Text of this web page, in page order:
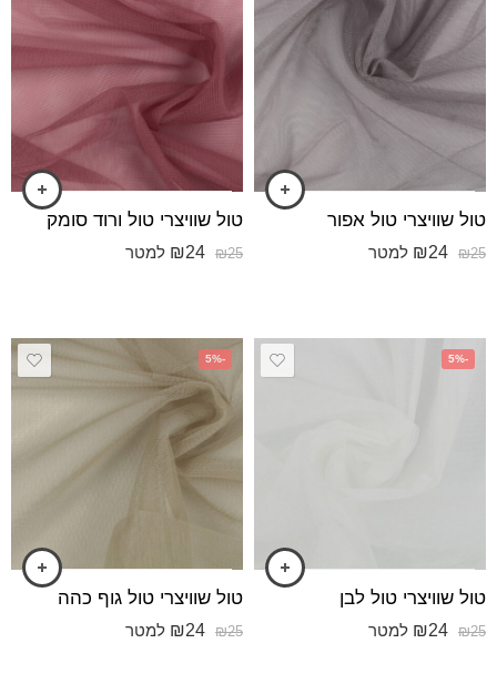
טול שוויצרי טול אפור
₪25
₪24 למטר
טול שוויצרי טול ורוד סומק
₪25
₪24 למטר
-5%
טול שוויצרי טול לבן
₪25
₪24 למטר
-5%
טול שוויצרי טול גוף כהה
₪25
₪24 למטר